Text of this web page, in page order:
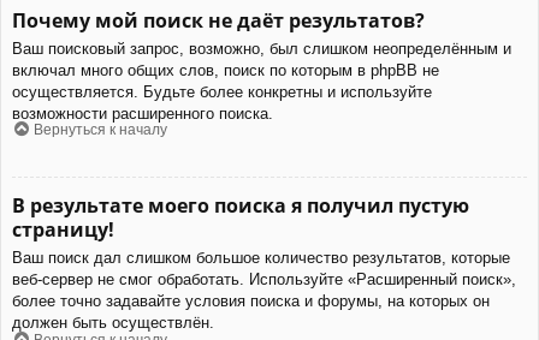
Почему мой поиск не даёт результатов?
Ваш поисковый запрос, возможно, был слишком неопределённым и
включал много общих слов, поиск по которым в phpBB не
осуществляется. Будьте более конкретны и используйте
возможности расширенного поиска.
Вернуться к началу
В результате моего поиска я получил пустую
страницу!
Ваш поиск дал слишком большое количество результатов, которые
веб-сервер не смог обработать. Используйте «Расширенный поиск»,
более точно задавайте условия поиска и форумы, на которых он
должен быть осуществлён.